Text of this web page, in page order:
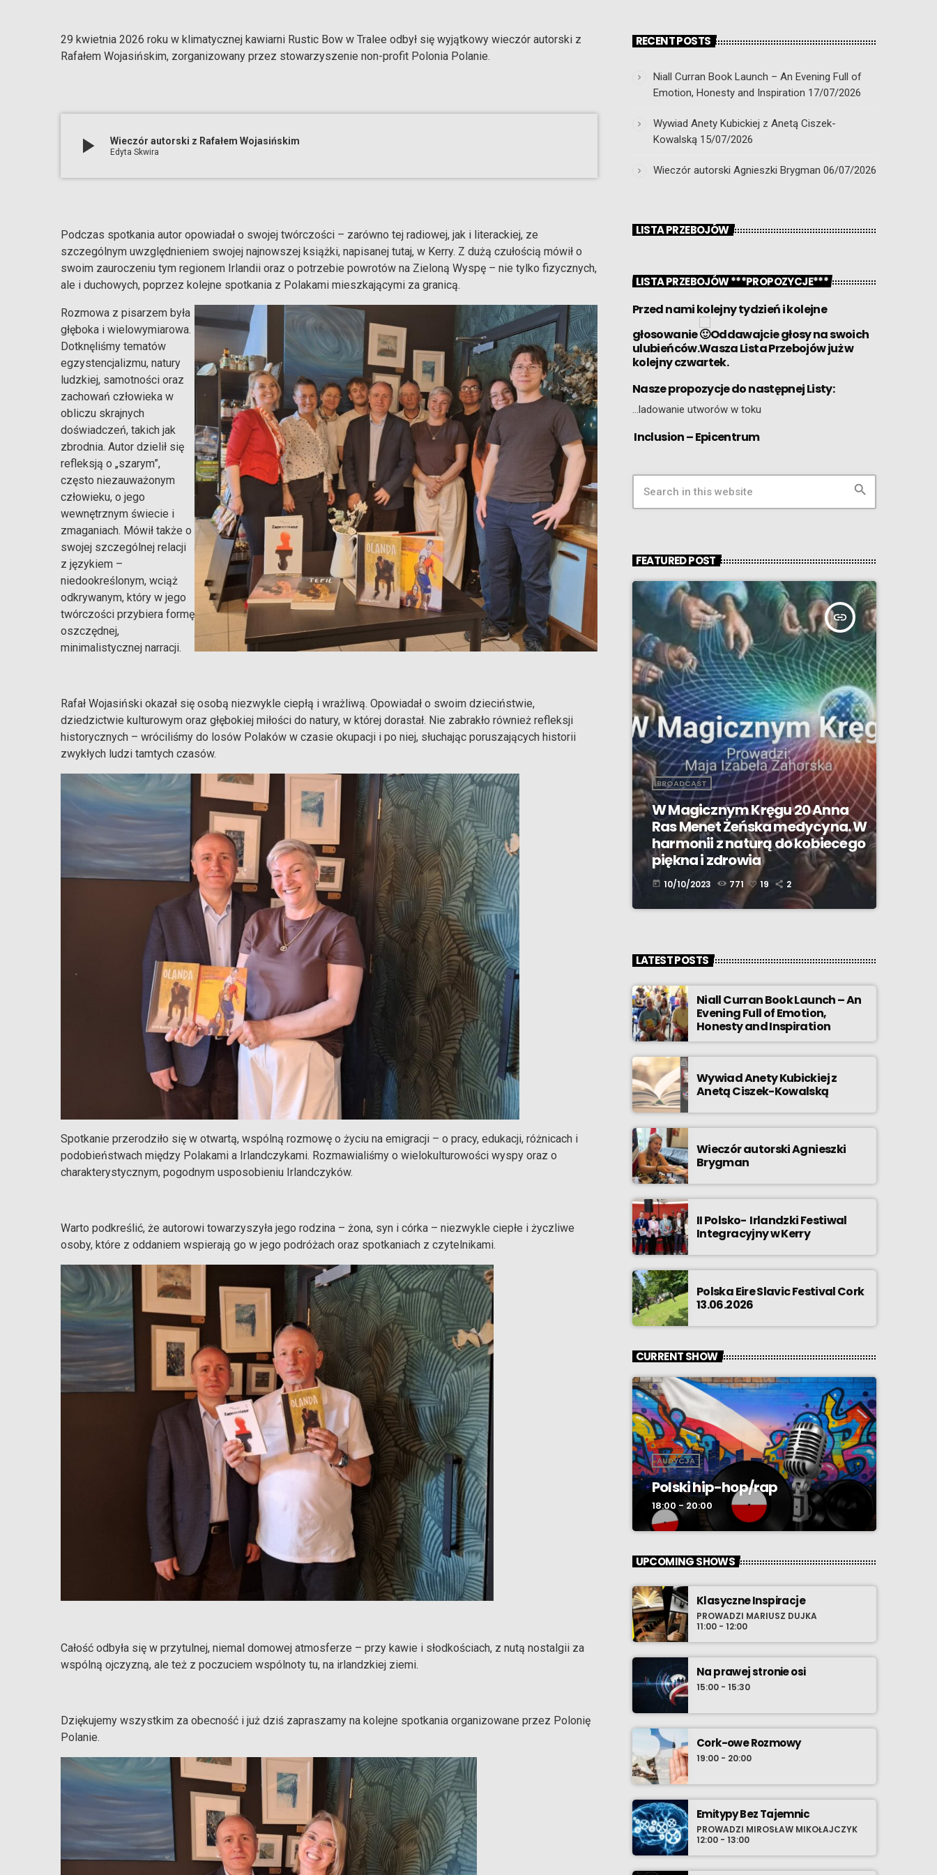
29 kwietnia 2026 roku w klimatycznej kawiarni Rustic Bow w Tralee odbył się wyjątkowy wieczór autorski z
Rafałem Wojasińskim, zorganizowany przez stowarzyszenie non-profit Polonia Polanie.
play_arrow Wieczór autorski z Rafałem Wojasińskim
Edyta Skwira
Podczas spotkania autor opowiadał o swojej twórczości – zarówno tej radiowej, jak i literackiej, ze
szczególnym uwzględnieniem swojej najnowszej książki, napisanej tutaj, w Kerry. Z dużą czułością mówił o
swoim zauroczeniu tym regionem Irlandii oraz o potrzebie powrotów na Zieloną Wyspę – nie tylko fizycznych,
ale i duchowych, poprzez kolejne spotkania z Polakami mieszkającymi za granicą.
Rozmowa z pisarzem była
głęboka i wielowymiarowa.
Dotknęliśmy tematów
egzystencjalizmu, natury
ludzkiej, samotności oraz
zachowań człowieka w
obliczu skrajnych
doświadczeń, takich jak
zbrodnia. Autor dzielił się
refleksją o „szarym”,
często niezauważonym
człowieku, o jego
wewnętrznym świecie i
zmaganiach. Mówił także o
swojej szczególnej relacji
z językiem –
niedookreślonym, wciąż
odkrywanym, który w jego
twórczości przybiera formę
oszczędnej,
minimalistycznej narracji.
Rafał Wojasiński okazał się osobą niezwykle ciepłą i wrażliwą. Opowiadał o swoim dzieciństwie,
dziedzictwie kulturowym oraz głębokiej miłości do natury, w której dorastał. Nie zabrakło również refleksji
historycznych – wróciliśmy do losów Polaków w czasie okupacji i po niej, słuchając poruszających historii
zwykłych ludzi tamtych czasów.
Spotkanie przerodziło się w otwartą, wspólną rozmowę o życiu na emigracji – o pracy, edukacji, różnicach i
podobieństwach między Polakami a Irlandczykami. Rozmawialiśmy o wielokulturowości wyspy oraz o
charakterystycznym, pogodnym usposobieniu Irlandczyków.
Warto podkreślić, że autorowi towarzyszyła jego rodzina – żona, syn i córka – niezwykle ciepłe i życzliwe
osoby, które z oddaniem wspierają go w jego podróżach oraz spotkaniach z czytelnikami.
Całość odbyła się w przytulnej, niemal domowej atmosferze – przy kawie i słodkościach, z nutą nostalgii za
wspólną ojczyzną, ale też z poczuciem wspólnoty tu, na irlandzkiej ziemi.
Dziękujemy wszystkim za obecność i już dziś zapraszamy na kolejne spotkania organizowane przez Polonię
Polanie.
RECENT POSTS
Niall Curran Book Launch – An Evening Full of
Emotion, Honesty and Inspiration 17/07/2026
Wywiad Anety Kubickiej z Anetą Ciszek-
Kowalską 15/07/2026
Wieczór autorski Agnieszki Brygman 06/07/2026
LISTA PRZEBOJÓW
LISTA PRZEBOJÓW ***PROPOZYCJE***
Przed nami kolejny tydzień i kolejne
głosowanie
Oddawajcie głosy na swoich
ulubieńców.Wasza Lista Przebojów już w
kolejny czwartek.
Nasze propozycje do następnej Listy:
…ladowanie utworów w toku
Inclusion – Epicentrum
search
FEATURED POST
insert_link
BROADCAST
W Magicznym Kręgu 20 Anna
Ras Menet Żeńska medycyna. W
harmonii z naturą do kobiecego
piękna i zdrowia
today 10/10/2023 771 19 2
LATEST POSTS
Niall Curran Book Launch – An
Evening Full of Emotion,
Honesty and Inspiration
Wywiad Anety Kubickiej z
Anetą Ciszek-Kowalską
Wieczór autorski Agnieszki
Brygman
II Polsko- Irlandzki Festiwal
Integracyjny w Kerry
Polska Eire Slavic Festival Cork
13.06.2026
CURRENT SHOW
AUDYCJA
Polski hip-hop/rap
18:00 - 20:00
UPCOMING SHOWS
Klasyczne Inspiracje
PROWADZI MARIUSZ DUJKA
11:00 - 12:00
Na prawej stronie osi
15:00 - 15:30
Cork-owe Rozmowy
19:00 - 20:00
Emitypy Bez Tajemnic
PROWADZI MIROSŁAW MIKOŁAJCZYK
12:00 - 13:00